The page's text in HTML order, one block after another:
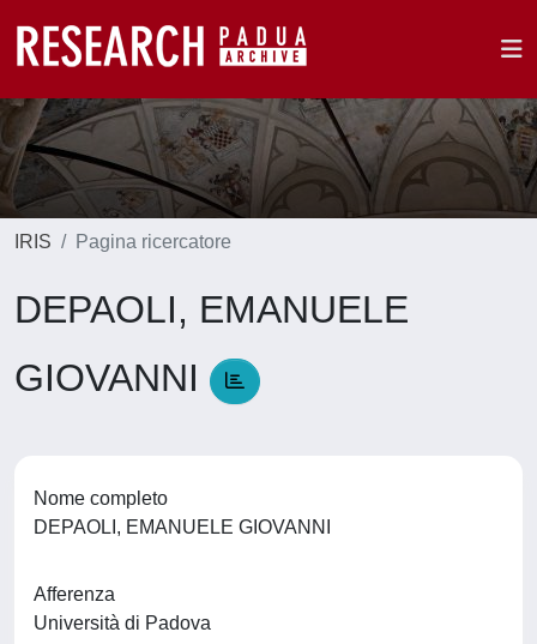
IRIS Pagina ricercatore
DEPAOLI, EMANUELE
GIOVANNI
Nome completo
DEPAOLI, EMANUELE GIOVANNI
Afferenza
Università di Padova